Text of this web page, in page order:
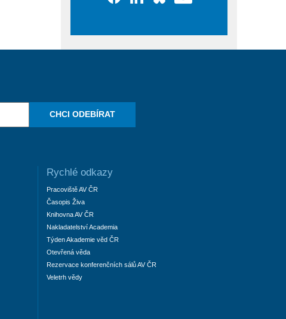
CHCI ODEBÍRAT
Rychlé odkazy
Pracoviště AV ČR
Časopis Živa
Knihovna AV ČR
Nakladatelství Academia
Týden Akademie věd ČR
Otevřená věda
Rezervace konferenčních sálů AV ČR
Veletrh vědy